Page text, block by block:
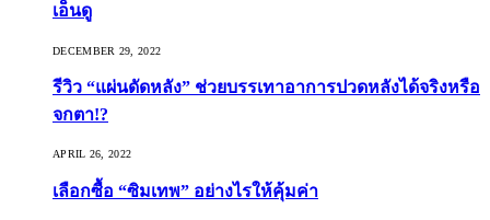
เอ็นดู
DECEMBER 29, 2022
รีวิว “แผ่นดัดหลัง” ช่วยบรรเทาอาการปวดหลังได้จริงหรือ
จกตา!?
APRIL 26, 2022
เลือกซื้อ “ซิมเทพ” อย่างไรให้คุ้มค่า